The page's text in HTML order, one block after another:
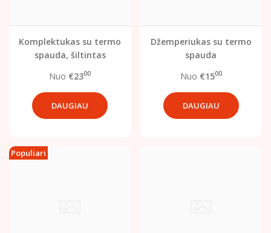
Komplektukas su termo
spauda, šiltintas
Nuo €2300
DAUGIAU
Džemperiukas su termo
spauda
Nuo €1500
DAUGIAU
Populiari